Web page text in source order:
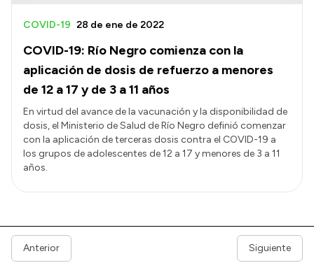
COVID-19: Río Negro comienza con la
aplicación de dosis de refuerzo a menores
de 12 a 17 y de 3 a 11 años
COVID-19 28 de ene de 2022
En virtud del avance de la vacunación y la disponibilidad de
dosis, el Ministerio de Salud de Río Negro definió comenzar
con la aplicación de terceras dosis contra el COVID-19 a
los grupos de adolescentes de 12 a 17 y menores de 3 a 11
años.
Anterior Siguiente